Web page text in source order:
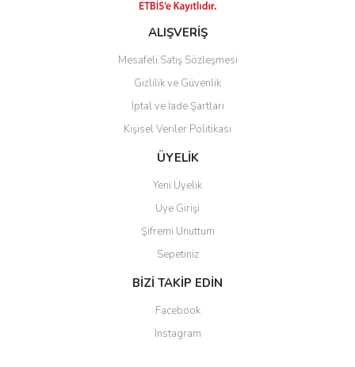
ALIŞVERİŞ
Mesafeli Satış Sözleşmesi
Gizlilik ve Güvenlik
İptal ve İade Şartları
Kişisel Veriler Politikası
ÜYELİK
Yeni Üyelik
Üye Girişi
Şifremi Unuttum
Sepetiniz
BİZİ TAKİP EDİN
Facebook
Instagram